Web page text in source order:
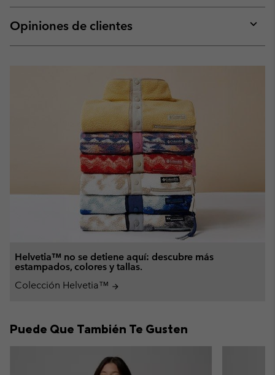
or
Opiniones de clientes
or
Helvetia™ no se detiene aquí: descubre más
estampados, colores y tallas.
Colección Helvetia™ arrow_forward
Puede Que También Te Gusten